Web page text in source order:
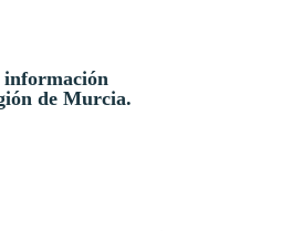
información
de Murcia.